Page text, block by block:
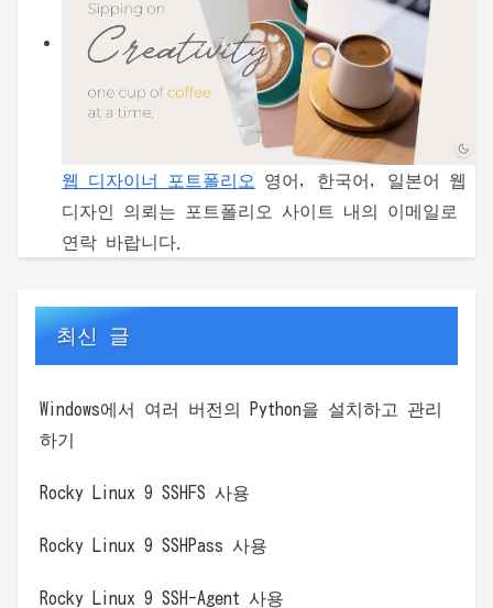
웹 디자이너 포트폴리오
영어, 한국어, 일본어 웹
디자인 의뢰는 포트폴리오 사이트 내의 이메일로
연락 바랍니다.
최신 글
Windows에서 여러 버전의 Python을 설치하고 관리
하기
Rocky Linux 9 SSHFS 사용
Rocky Linux 9 SSHPass 사용
Rocky Linux 9 SSH-Agent 사용